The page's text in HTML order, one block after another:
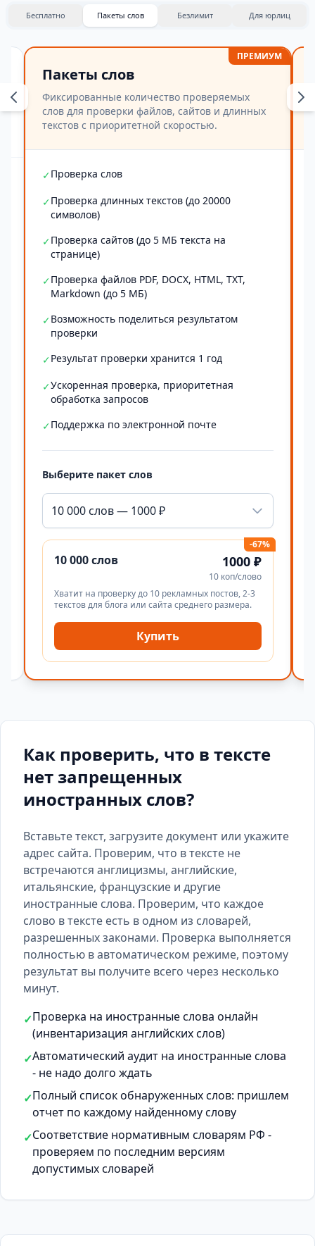
Бесплатно Пакеты слов Безлимит Для юрлиц
ПРЕМИУМ
Пакеты слов
Фиксированные количество проверяемых
слов для проверки файлов, сайтов и длинных
текстов с приоритетной скоростью.
✓Проверка слов
✓Проверка длинных текстов (до 20000
символов)
✓Проверка сайтов (до 5 МБ текста на
странице)
✓Проверка файлов PDF, DOCX, HTML, TXT,
Markdown (до 5 МБ)
✓Возможность поделиться результатом
проверки
✓Результат проверки хранится 1 год
✓Ускоренная проверка, приоритетная
обработка запросов
✓Поддержка по электронной почте
Выберите пакет слов
10 000 слов — 1000 ₽
-67%
10 000 слов 1000 ₽
10 коп/слово
Хватит на проверку до 10 рекламных постов, 2-3
текстов для блога или сайта среднего размера.
Купить
Как проверить, что в тексте
нет запрещенных
иностранных слов?
Вставьте текст, загрузите документ или укажите
адрес сайта. Проверим, что в тексте не
встречаются англицизмы, английские,
итальянские, французские и другие
иностранные слова. Проверим, что каждое
слово в тексте есть в одном из словарей,
разрешенных законами. Проверка выполняется
полностью в автоматическом режиме, поэтому
результат вы получите всего через несколько
минут.
✓Проверка на иностранные слова онлайн
(инвентаризация английских слов)
✓Автоматический аудит на иностранные слова
- не надо долго ждать
✓Полный список обнаруженных слов: пришлем
отчет по каждому найденному слову
✓Соответствие нормативным словарям РФ -
проверяем по последним версиям
допустимых словарей